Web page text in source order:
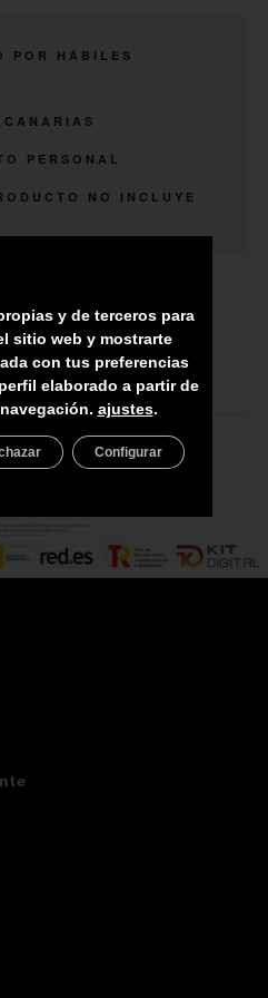
POR HÁBILES
PERSONAL
NO INCLUYE
y de terceros para
sitio web y mostrarte
con tus preferencias
elaborado a partir de
ajustes.
Configurar